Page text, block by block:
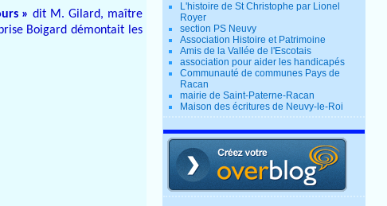
»dit M. Gilard, maître
Boigard démontait les
L'histoire de St Christophe par Lionel
Royer
section PS Neuvy
Association Histoire et Patrimoine
Amis de la Vallée de l'Escotais
association pour aider les handicapés
Communauté de communes Pays de
Racan
mairie de Saint-Paterne-Racan
Maison des écritures de Neuvy-le-Roi